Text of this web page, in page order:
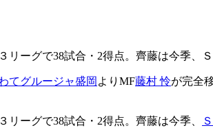
リーグで38試合・2得点。齊藤は今季、
てグルージャ盛岡 よりMF藤村 怜が完全
リーグで38試合・2得点。齊藤は今季、